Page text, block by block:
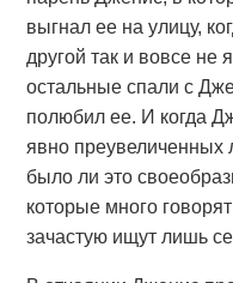
выгнал ее на улицу,
другой так и вовсе не
остальные спали с
полюбил ее. И когда
явно
было ли это
которые много
зачастую ищут лишь